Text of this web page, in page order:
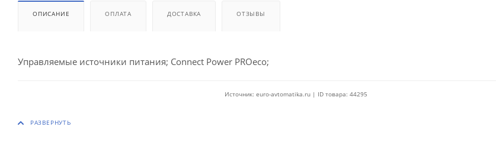
ОПИСАНИЕ ОПЛАТА ДОСТАВКА ОТЗЫВЫ
Управляемые источники питания; Connect Power PROeco;
Источник: euro-avtomatika.ru | ID товара: 44295